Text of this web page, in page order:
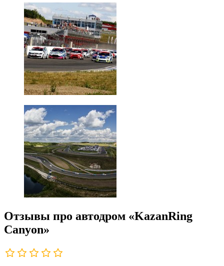
Отзывы про автодром «KazanRing
Canyon»